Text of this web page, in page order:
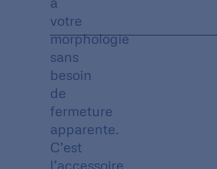
votre
morphologie
sans
besoin
de
fermeture
apparente.
C’est
l’accessoire